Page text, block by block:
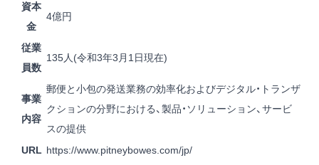
資本
金
4億円
従業
員数
135人(令和3年3月1日現在)
事業
内容
郵便と小包の発送業務の効率化およびデジタル・トランザ
クションの分野における、製品・ソリューション、サービ
スの提供
URL https://www.pitneybowes.com/jp/